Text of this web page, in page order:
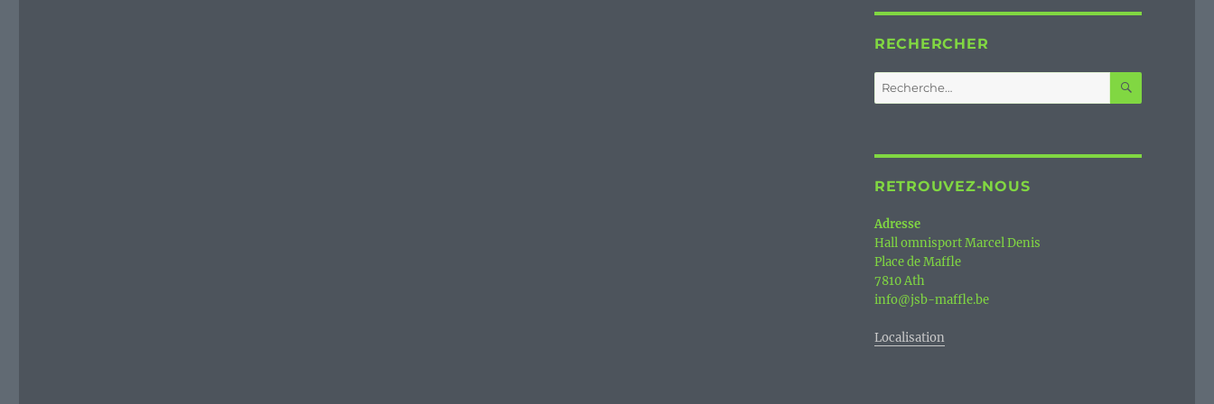
RECHERCHER
Recherche
pour :
RETROUVEZ-NOUS
Adresse
Hall omnisport Marcel Denis
Place de Maffle
7810 Ath
info@jsb-maffle.be
Localisation